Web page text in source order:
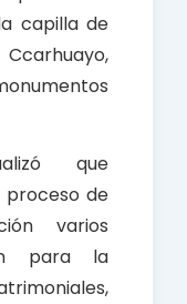
capilla de
que
de
varios
para la